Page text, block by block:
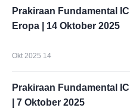
Prakiraan Fundamental
Eropa | 14 Oktober 2025
Okt 2025 14
Prakiraan Fundamental
| 7 Oktober 2025